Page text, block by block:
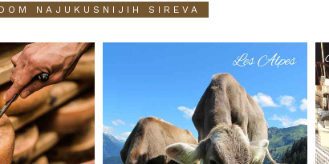
NAJUKUSNIJIH SIREVA